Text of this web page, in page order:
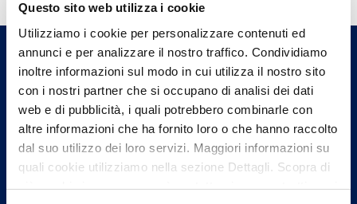
Questo sito web utilizza i cookie
Utilizziamo i cookie per personalizzare contenuti ed
annunci e per analizzare il nostro traffico. Condividiamo
inoltre informazioni sul modo in cui utilizza il nostro sito
con i nostri partner che si occupano di analisi dei dati
web e di pubblicità, i quali potrebbero combinarle con
altre informazioni che ha fornito loro o che hanno raccolto
dal suo utilizzo dei loro servizi. Maggiori informazioni su
quali cookie utilizziamo nella sezione Dettagli. Scopra di
più su chi siamo, come può contattarci e come trattiamo i
Trova l'Agenzia più vicina a te e parla con
un nostro Agente.
Contattaci